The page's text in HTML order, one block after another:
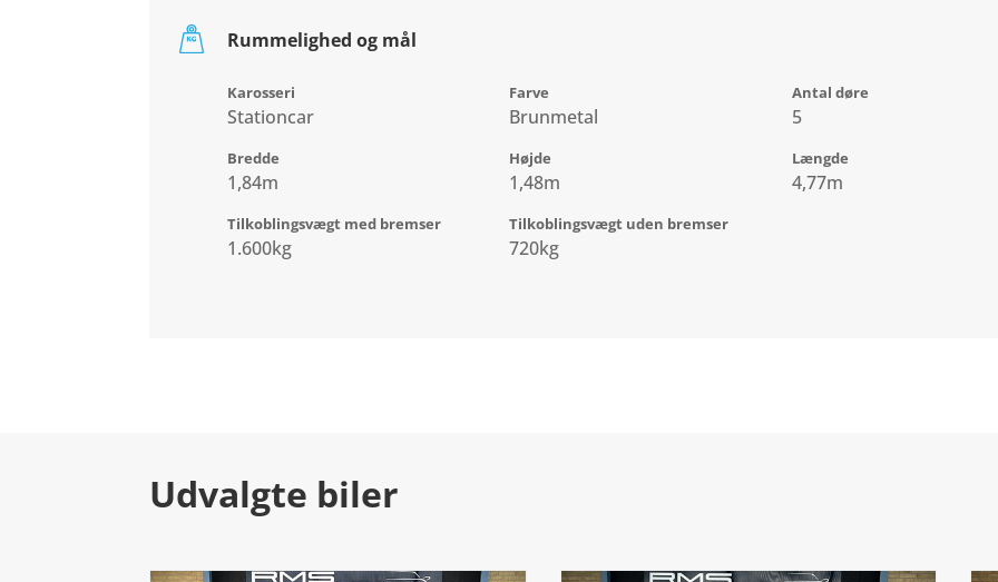
Rummelighed og mål
Karosseri
Stationcar
Farve
Brunmetal
Antal døre
5
Bredde
1,84m
Højde
1,48m
Længde
4,77m
Tilkoblingsvægt med bremser
1.600kg
Tilkoblingsvægt uden bremser
720kg
Udvalgte biler